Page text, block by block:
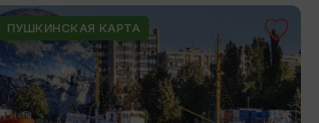
ПУШКИНСКАЯ КАРТА